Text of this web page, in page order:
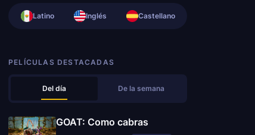
Latino Inglés Castellano
PELÍCULAS DESTACADAS
Del día De la semana
GOAT: Como cabras